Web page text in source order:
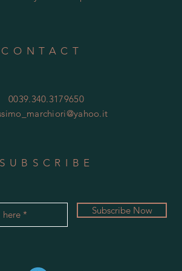
CONTACT
0039.340.3179650
SUBSCRIBE
Subscribe Now